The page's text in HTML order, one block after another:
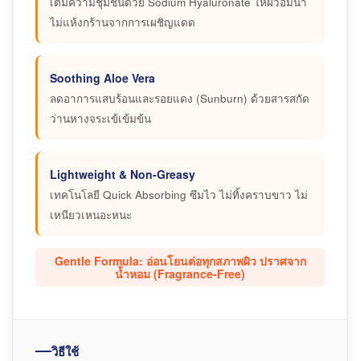
ไม่แห้งกร้านจากการเผชิญแดด
Soothing Aloe Vera
ลดอาการแสบร้อนและรอยแดง (Sunburn) ด้วยสารสกัด
ว่านหางจระเข้เข้มข้น
Lightweight & Non-Greasy
เทคโนโลยี Quick Absorbing ซึมไว ไม่ทิ้งคราบขาว ไม่
เหนียวเหนอะหนะ
Gentle Formula: อ่อนโยนต่อทุกสภาพผิว ปราศจาก
น้ำหอม (Fragrance-Free)
วิธีใช้